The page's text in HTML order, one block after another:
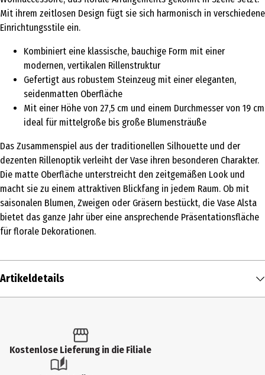
Mit ihrem zeitlosen Design fügt sie sich harmonisch in verschiedene
Einrichtungsstile ein.
Kombiniert eine klassische, bauchige Form mit einer
modernen, vertikalen Rillenstruktur
Gefertigt aus robustem Steinzeug mit einer eleganten,
seidenmatten Oberfläche
Mit einer Höhe von 27,5 cm und einem Durchmesser von 19 cm
ideal für mittelgroße bis große Blumensträuße
Das Zusammenspiel aus der traditionellen Silhouette und der
dezenten Rillenoptik verleiht der Vase ihren besonderen Charakter.
Die matte Oberfläche unterstreicht den zeitgemäßen Look und
macht sie zu einem attraktiven Blickfang in jedem Raum. Ob mit
saisonalen Blumen, Zweigen oder Gräsern bestückt, die Vase Alsta
bietet das ganze Jahr über eine ansprechende Präsentationsfläche
für florale Dekorationen.
Artikeldetails
Produkttyp
Vasen & Schalen
Kostenlose Lieferung in die Filiale